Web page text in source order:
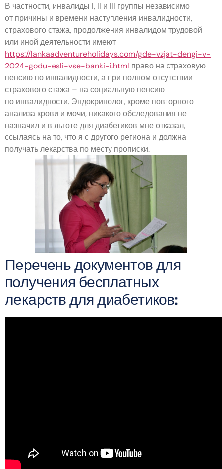
В частности, инвалиды I, II и III группы независимо
от причины и времени наступления инвалидности,
страхового стажа, продолжения инвалидом трудовой
или иной деятельности имеют
https://lankaadventureholidays.com/gde-vzjat-dengi-v-
2024-godu-esli-vse-banki-i.html право на страховую
пенсию по инвалидности, а при полном отсутствии
страхового стажа – на социальную пенсию
по инвалидности. Эндокринолог, кроме повторного
анализа крови и мочи, никакого обследования не
назначил и в льготе для диабетиков мне отказал,
ссылаясь на то, что я с другого региона и должна
получать лекарства по месту прописки.
Перечень документов для
получения бесплатных
лекарств для диабетиков: